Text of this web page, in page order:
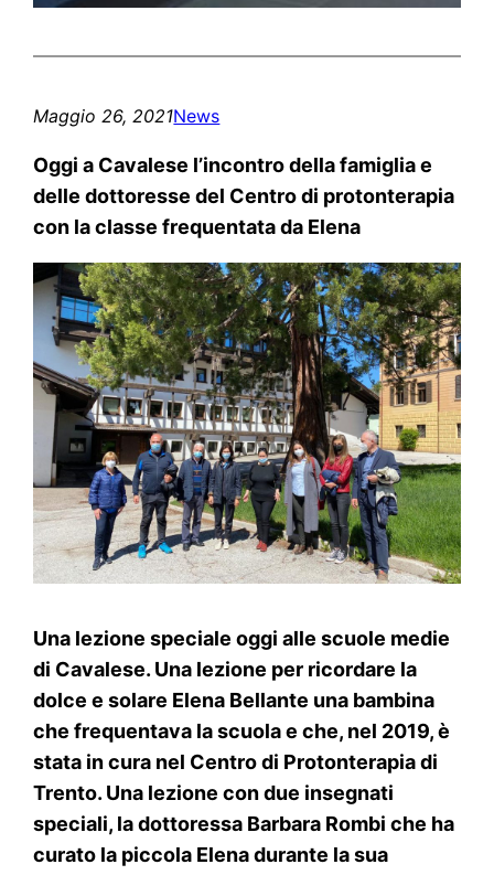
Maggio 26, 2021News
Oggi a Cavalese l’incontro della famiglia e
delle dottoresse del Centro di protonterapia
con la classe frequentata da Elena
Una lezione speciale oggi alle scuole medie
di Cavalese. Una lezione per ricordare la
dolce e solare Elena Bellante una bambina
che frequentava la scuola e che, nel 2019, è
stata in cura nel Centro di Protonterapia di
Trento. Una lezione con due insegnati
speciali, la dottoressa Barbara Rombi che ha
curato la piccola Elena durante la sua